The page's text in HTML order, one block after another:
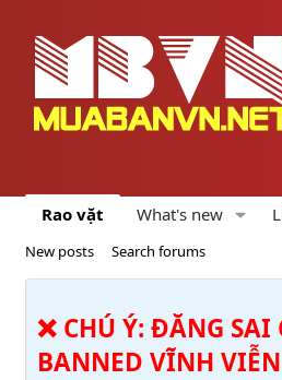
Rao vặt What's new
New posts Search forums
❌ CHÚ Ý: ĐĂNG SAI
BANNED VĨNH VIỄN